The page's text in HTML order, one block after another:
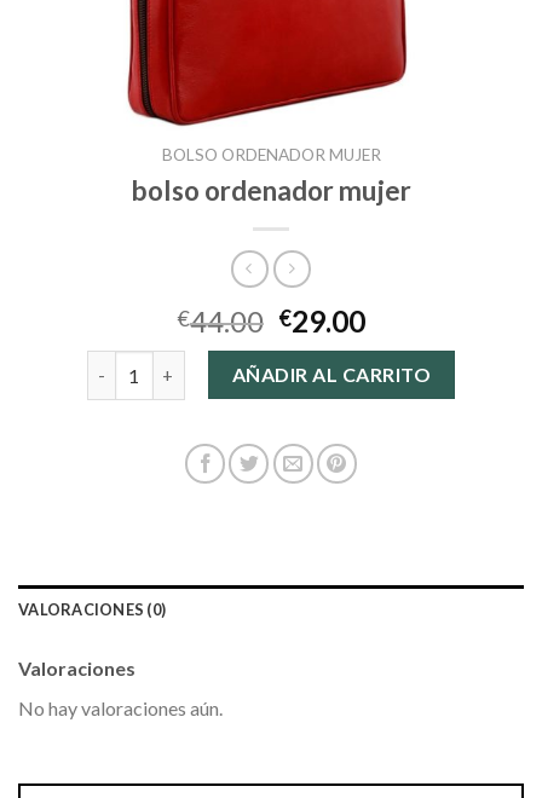
BOLSO ORDENADOR MUJER
bolso ordenador mujer
€44.00 €29.00
bolso ordenador mujer cantidad
AÑADIR AL CARRITO
VALORACIONES (0)
Valoraciones
No hay valoraciones aún.